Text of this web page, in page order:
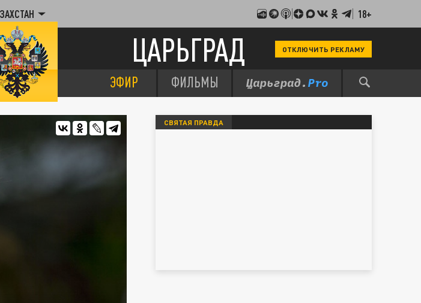
18+
ЦАРЬГРАД ОТКЛЮЧИТЬ РЕКЛАМУ
ЭФИР ФИЛЬМЫ
СВЯТАЯ ПРАВДА